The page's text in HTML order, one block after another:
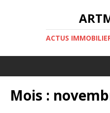
ACTUS
Mois :